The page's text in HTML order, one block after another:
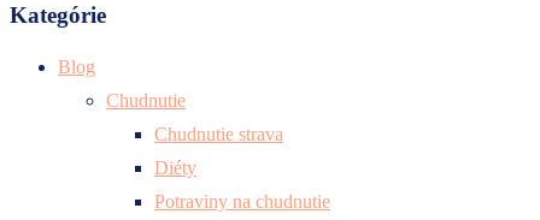
Kategórie
Blog
Chudnutie
Chudnutie strava
Diéty
Potraviny na chudnutie